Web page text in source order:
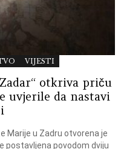
VIJESTI
otkriva priču
uvjerile da nastavi
Marije u Zadru otvorena je
postavljena povodom dviju